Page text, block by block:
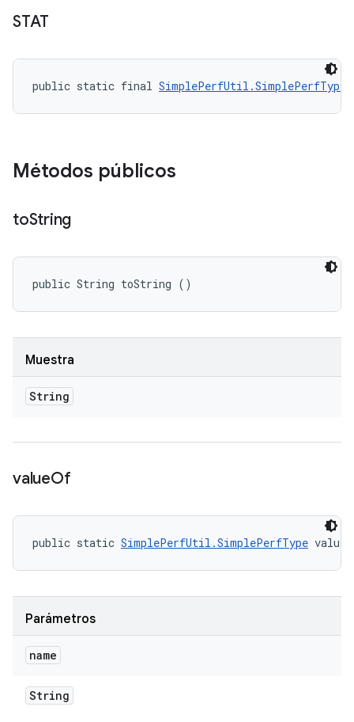
STAT
public static final SimplePerfUtil.SimplePerfType
Métodos públicos
toString
public String toString ()
Muestra
String
valueOf
public static SimplePerfUtil.SimplePerfType
Parámetros
name
String